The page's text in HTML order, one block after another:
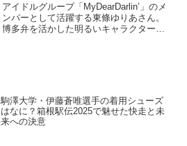
アイドルグループ「MyDearDarlin’」のメ
ンバーとして活躍する東條ゆりあさん。
博多弁を活かした明るいキャラクターや
駒澤大学・伊藤蒼唯選手の着用シューズ
はなに？箱根駅伝2025で魅せた快走と未
来への決意